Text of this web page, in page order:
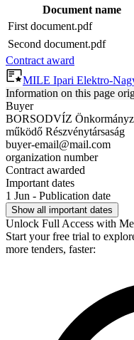
Document name
First document.pdf
Second document.pdf
Contract award
MILE Ipari Elektro-
Information on this page
Buyer
BORSODVÍZ
működő Részvénytársaság
buyer-email@mail.com
organization number
Contract awarded
Important dates
1 Jun - Publication date
Show all important dates
Unlock Full Access with
Start your free trial to
more tenders, faster: